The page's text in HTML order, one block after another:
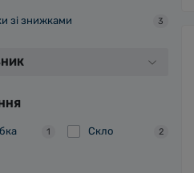
зі знижками 3
1 Скло 2